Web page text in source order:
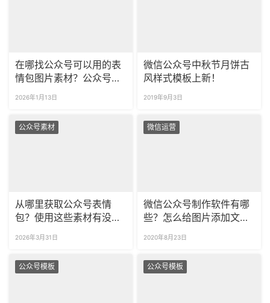
在哪找公众号可以用的表
情包图片素材？公众号的
2026年1月13日
微信公众号中秋节月饼古
风样式模板上新！
2019年9月3日
公众号素材
从哪里获取公众号表情
包？使用这些素材有没有
2026年3月31日
微信运营
微信公众号制作软件有哪
些？怎么给图片添加文字
2020年8月23日
公众号模板 公众号模板